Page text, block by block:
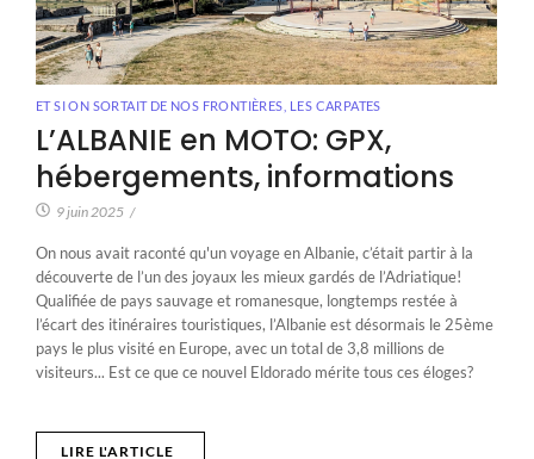
ET SI ON SORTAIT DE NOS FRONTIÈRES LES CARPATES
L’ALBANIE en MOTO: GPX,
hébergements, informations
9 juin 2025 /
On nous avait raconté qu'un voyage en Albanie, c’était partir à la
découverte de l’un des joyaux les mieux gardés de l’Adriatique!
Qualifiée de pays sauvage et romanesque, longtemps restée à
l’écart des itinéraires touristiques, l’Albanie est désormais le 25ème
pays le plus visité en Europe, avec un total de 3,8 millions de
visiteurs... Est ce que ce nouvel Eldorado mérite tous ces éloges?
LIRE L'ARTICLE